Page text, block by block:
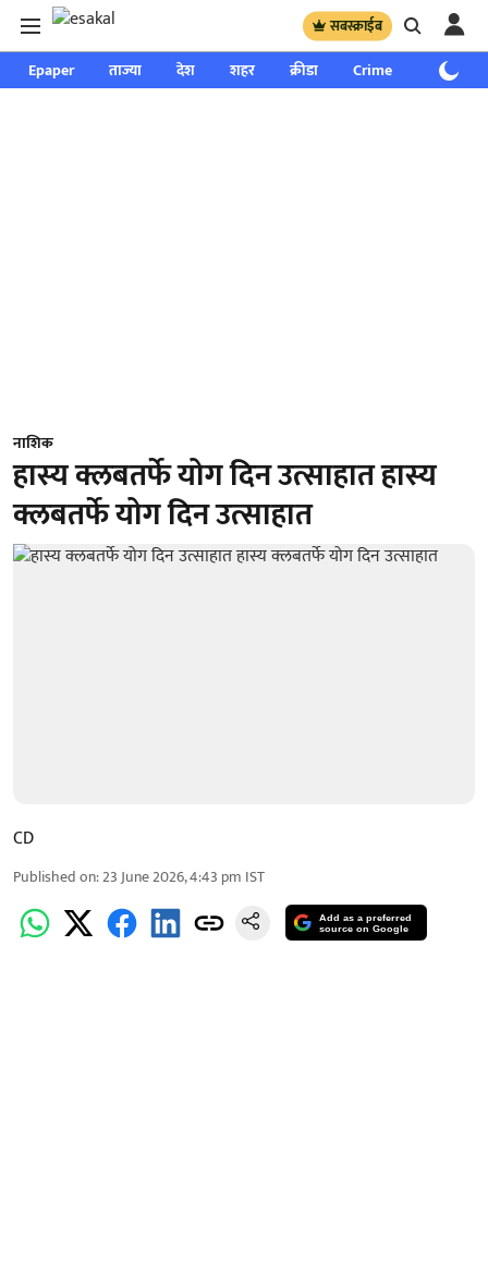
सबस्क्राईब
Epaper ताज्या देश शहर क्रीडा Crime साप्ताहिक
नाशिक
हास्य क्लबतर्फे योग दिन उत्साहात हास्य
क्लबतर्फे योग दिन उत्साहात
CD
Published on:23 June 2026, 4:43 pm IST
Add as a preferred
source on Google